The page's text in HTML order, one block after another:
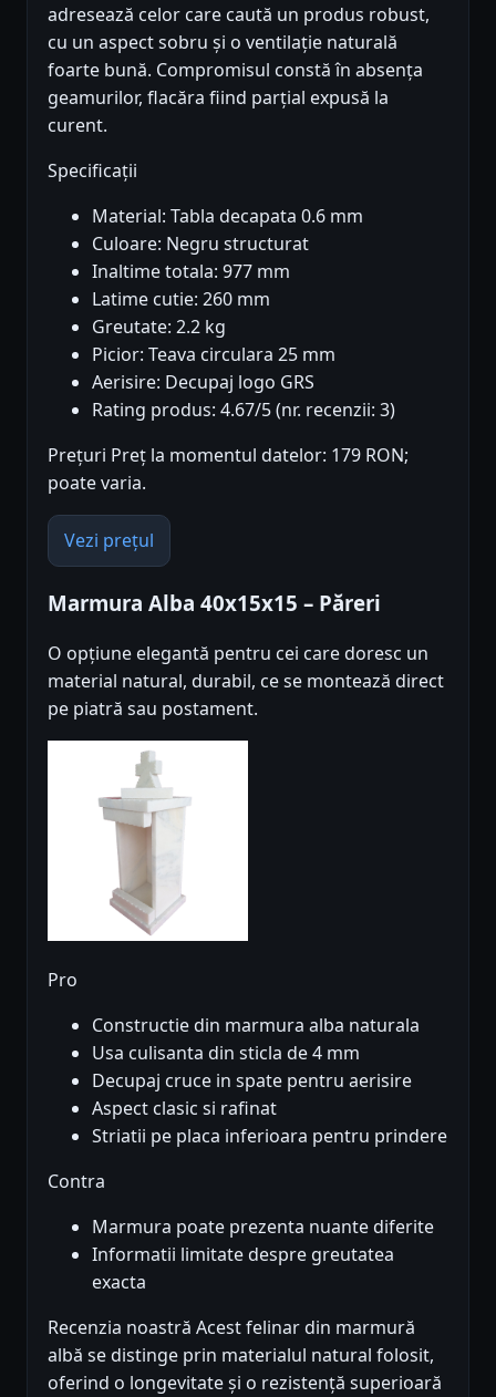
adresează celor care caută un produs robust,
cu un aspect sobru și o ventilație naturală
foarte bună. Compromisul constă în absența
geamurilor, flacăra fiind parțial expusă la
curent.
Specificații
Material: Tabla decapata 0.6 mm
Culoare: Negru structurat
Inaltime totala: 977 mm
Latime cutie: 260 mm
Greutate: 2.2 kg
Picior: Teava circulara 25 mm
Aerisire: Decupaj logo GRS
Rating produs: 4.67/5 (nr. recenzii: 3)
Prețuri Preț la momentul datelor: 179 RON;
poate varia.
Vezi prețul
Marmura Alba 40x15x15 – Păreri
O opțiune elegantă pentru cei care doresc un
material natural, durabil, ce se montează direct
pe piatră sau postament.
Pro
Constructie din marmura alba naturala
Usa culisanta din sticla de 4 mm
Decupaj cruce in spate pentru aerisire
Aspect clasic si rafinat
Striatii pe placa inferioara pentru prindere
Contra
Marmura poate prezenta nuante diferite
Informatii limitate despre greutatea
exacta
Recenzia noastră Acest felinar din marmură
albă se distinge prin materialul natural folosit,
oferind o longevitate și o rezistență superioară